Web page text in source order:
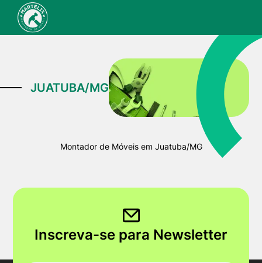
JUATUBA/MG
Montador de Móveis em Juatuba/MG
Inscreva-se para Newsletter